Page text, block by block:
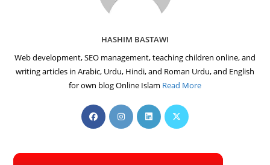
HASHIM BASTAWI
Web development, SEO management, teaching children online, and
writing articles in Arabic, Urdu, Hindi, and Roman Urdu, and English
for own blog Online Islam Read More
Opens
in
new
Opens
in
new
Opens
in
new
Opens
new